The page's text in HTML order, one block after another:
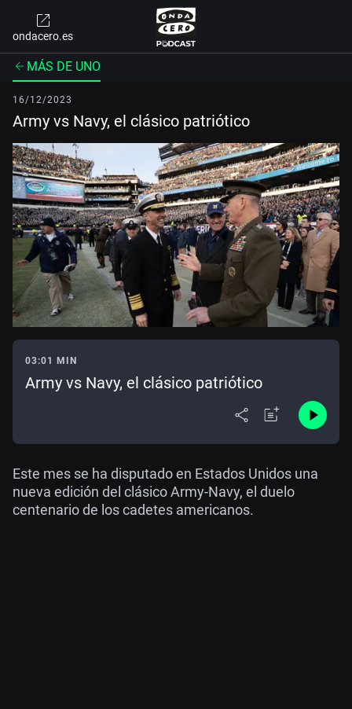
ondacero.es
MÁS DE UNO
16/12/2023
Army vs Navy, el clásico patriótico
03:01 MIN
Army vs Navy, el clásico patriótico
Este mes se ha disputado en Estados Unidos una
nueva edición del clásico Army-Navy, el duelo
centenario de los cadetes americanos.